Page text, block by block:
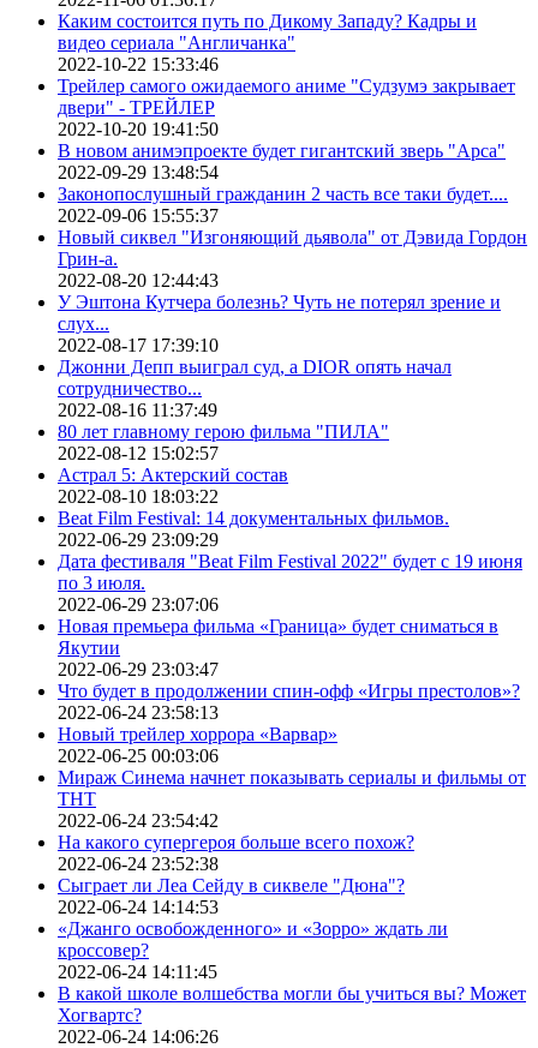
Каким состоится путь по Дикому Западу? Кадры и
видео сериала "Англичанка"
2022-10-22 15:33:46
Трейлер самого ожидаемого аниме "Судзумэ закрывает
двери" - ТРЕЙЛЕР
2022-10-20 19:41:50
В новом анимэпроекте будет гигантский зверь "Арса"
2022-09-29 13:48:54
Законопослушный гражданин 2 часть все таки будет....
2022-09-06 15:55:37
Новый сиквел "Изгоняющий дьявола" от Дэвида Гордон
Грин-а.
2022-08-20 12:44:43
У Эштона Кутчера болезнь? Чуть не потерял зрение и
слух...
2022-08-17 17:39:10
Джонни Депп выиграл суд, а DIOR опять начал
сотрудничество...
2022-08-16 11:37:49
80 лет главному герою фильма "ПИЛА"
2022-08-12 15:02:57
Астрал 5: Актерский состав
2022-08-10 18:03:22
Beat Film Festival: 14 документальных фильмов.
2022-06-29 23:09:29
Дата фестиваля "Beat Film Festival 2022" будет с 19 июня
по 3 июля.
2022-06-29 23:07:06
Новая премьера фильма «Граница» будет сниматься в
Якутии
2022-06-29 23:03:47
Что будет в продолжении спин-офф «Игры престолов»?
2022-06-24 23:58:13
Новый трейлер хоррора «Варвар»
2022-06-25 00:03:06
Мираж Синема начнет показывать сериалы и фильмы от
ТНТ
2022-06-24 23:54:42
На какого супергероя больше всего похож?
2022-06-24 23:52:38
Сыграет ли Леа Сейду в сиквеле "Дюна"?
2022-06-24 14:14:53
«Джанго освобожденного» и «Зорро» ждать ли
кроссовер?
2022-06-24 14:11:45
В какой школе волшебства могли бы учиться вы? Может
Хогвартс?
2022-06-24 14:06:26